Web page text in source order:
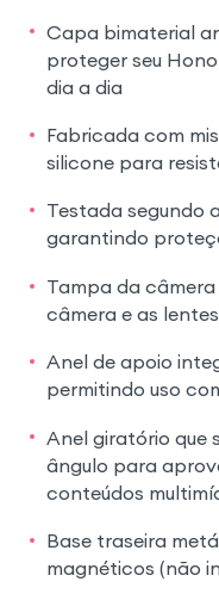
Capa bimaterial
proteger seu
dia a dia
Fabricada com
silicone para
Testada segundo
garantindo
Tampa da
câmera e as
Anel de apoio
permitindo uso
Anel giratório que
ângulo para
conteúdos
Base traseira
magnéticos (não